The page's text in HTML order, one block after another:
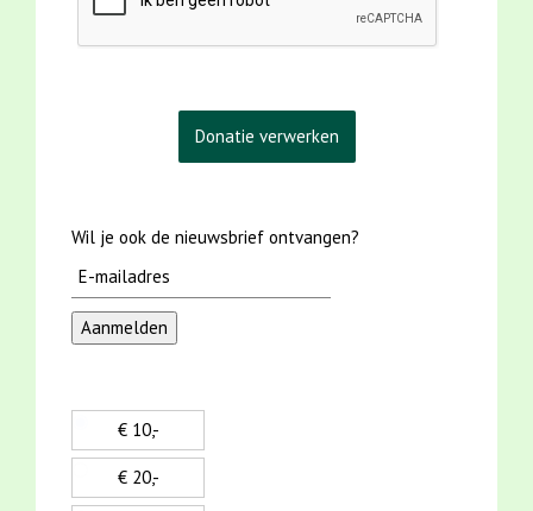
Wil je ook de nieuwsbrief ontvangen?
€ 10,-
€ 20,-